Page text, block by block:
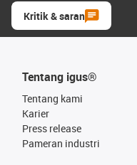
Kritik & saran
Tentang igus®
Tentang kami
Karier
Press release
Pameran industri